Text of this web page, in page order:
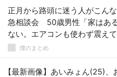
正月から路頭に迷う人がこん
急相談会 50歳男性「家はあ
ない。エアコンも使わず震えて
僕のまとめ
【最新画像】あいみょん(25)